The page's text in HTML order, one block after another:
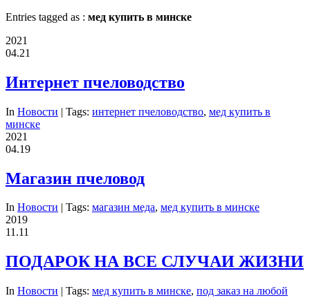
Entries tagged as : мед купить в минске
2021
04.21
Интернет пчеловодство
In Новости | Tags: интернет пчеловодство, мед купить в
минске
2021
04.19
Магазин пчеловод
In Новости | Tags: магазин меда, мед купить в минске
2019
11.11
ПОДАРОК НА ВСЕ СЛУЧАИ ЖИЗНИ
In Новости | Tags: мед купить в минске, под заказ на любой